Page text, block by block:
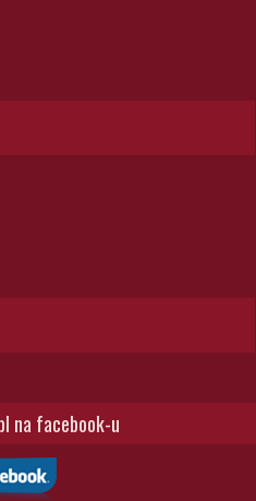
na facebook-u